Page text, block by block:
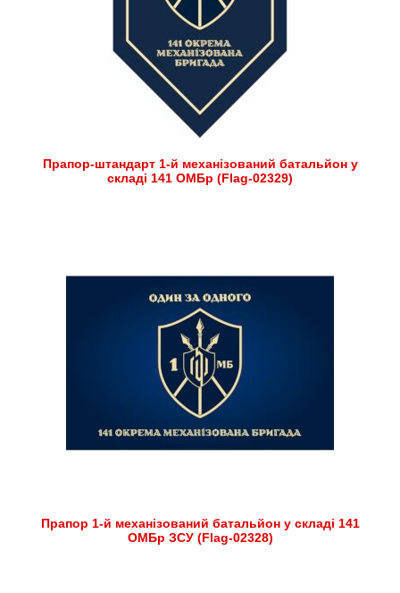
Прапор-штандарт 1-й механізований батальйон у
складі 141 ОМБр (Flag-02329)
Прапор 1-й механізований батальйон у складі 141
ОМБр ЗСУ (Flag-02328)